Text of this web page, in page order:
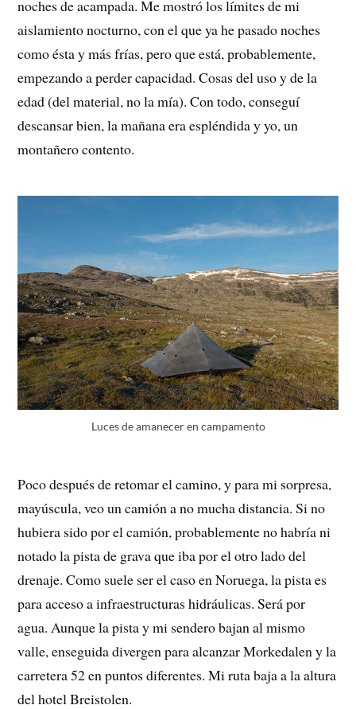
noches de acampada. Me mostró los límites de mi
aislamiento nocturno, con el que ya he pasado noches
como ésta y más frías, pero que está, probablemente,
empezando a perder capacidad. Cosas del uso y de la
edad (del material, no la mía). Con todo, conseguí
descansar bien, la mañana era espléndida y yo, un
montañero contento.
Luces de amanecer en campamento
Poco después de retomar el camino, y para mi sorpresa,
mayúscula, veo un camión a no mucha distancia. Si no
hubiera sido por el camión, probablemente no habría ni
notado la pista de grava que iba por el otro lado del
drenaje. Como suele ser el caso en Noruega, la pista es
para acceso a infraestructuras hidráulicas. Será por
agua. Aunque la pista y mi sendero bajan al mismo
valle, enseguida divergen para alcanzar Morkedalen y la
carretera 52 en puntos diferentes. Mi ruta baja a la altura
del hotel Breistolen.